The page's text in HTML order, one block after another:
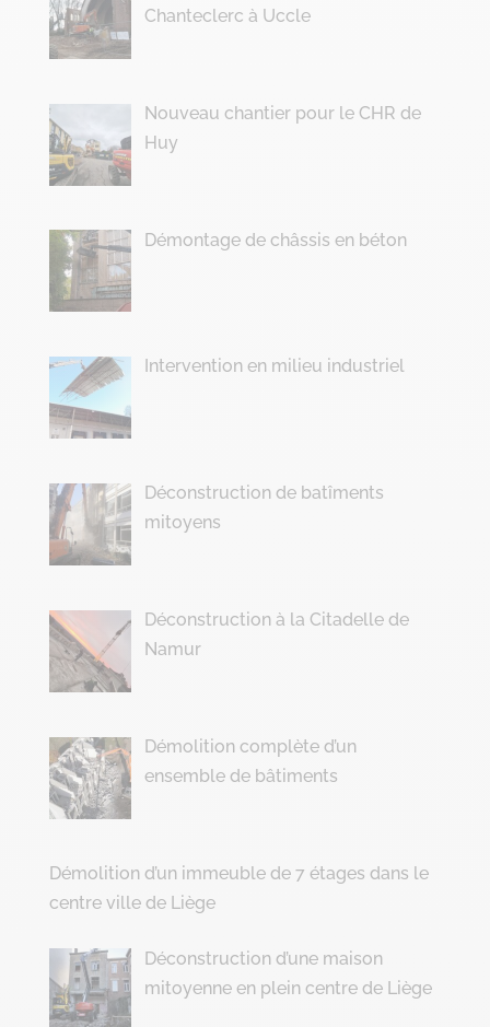
Chanteclerc à Uccle
Nouveau chantier pour le CHR de
Huy
Démontage de châssis en béton
Intervention en milieu industriel
Déconstruction de batîments
mitoyens
Déconstruction à la Citadelle de
Namur
Démolition complète d’un
ensemble de bâtiments
Démolition d’un immeuble de 7 étages dans le
centre ville de Liège
Déconstruction d’une maison
mitoyenne en plein centre de Liège